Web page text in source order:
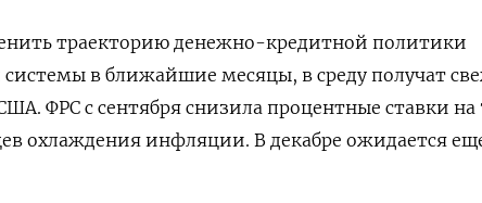
траекторию денежно-кредитной политики
системы в ближайшие месяцы, в среду получат
ФРС с сентября снизила процентные ставки на
охлаждения инфляции. В декабре ожидается